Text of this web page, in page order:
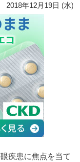
2018年12月19日 (水)
疾患に焦点を当て